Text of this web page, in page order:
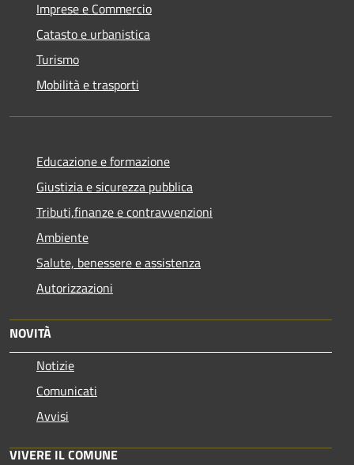
Imprese e Commercio
Catasto e urbanistica
Turismo
Mobilità e trasporti
Educazione e formazione
Giustizia e sicurezza pubblica
Tributi,finanze e contravvenzioni
Ambiente
Salute, benessere e assistenza
Autorizzazioni
NOVITÀ
Notizie
Comunicati
Avvisi
VIVERE IL COMUNE